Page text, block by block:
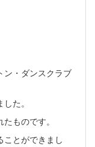
ン・ダンスクラブ
た。
ものです。
ことができまし